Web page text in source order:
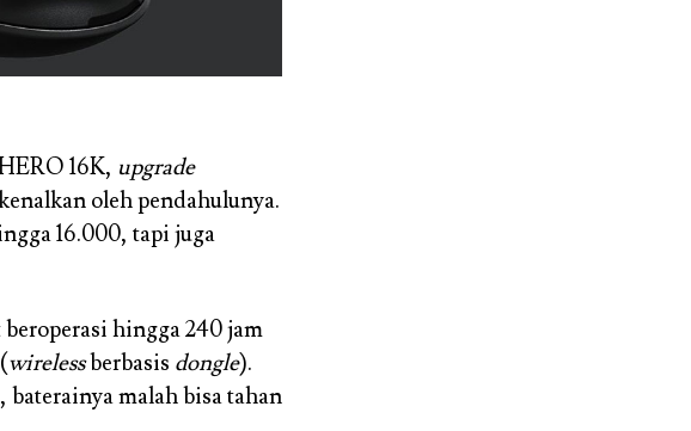
16K, upgrade
oleh pendahulunya.
16.000, tapi juga
hingga 240 jam
wirelessberbasis dongle).
malah bisa tahan